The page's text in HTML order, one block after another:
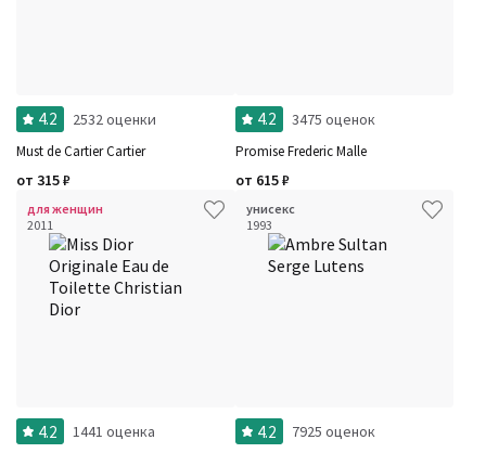
4.2 2532 оценки
Must de Cartier Cartier
от 315₽
4.2 3475 оценок
Promise Frederic Malle
от 615₽
для женщин
2011
4.2 1441 оценка
унисекс
1993
4.2 7925 оценок